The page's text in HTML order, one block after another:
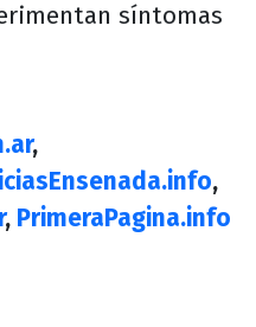
síntomas
,
,
, PrimeraPagina.info